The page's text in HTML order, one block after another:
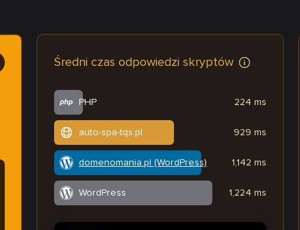
Średni czas odpowiedzi skryptów
PHP
auto-spa-tqs.pl
domenomania.pl (WordPress)
WordPress
224 ms
929 ms
1,142 ms
1,224 ms